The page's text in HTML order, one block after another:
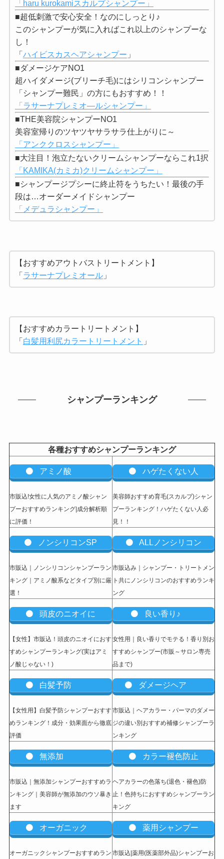
「haru kurokamiスカルプシャンプー」
■超低刺激で安心安全！なのにしっとり♪
このシャンプーが気に入ればこれ以上のシャンプーな
し！
「ハイビスカスヘアシャンプー 」
■ダメージケアNO1
超ハイダメージ(ブリーチ毛)にはシリコンシャンプー
「シャンプー難民」の方にもおすすめ！！
「ラサーナプレミオ―ルシャンプー」
■THE美容院シャンプーNO1
美容室帰りのツヤツヤサラサラ仕上がりに～
「アンククロスシャンプー」
■大注目！泡立たないクリームシャンプーならこれ1択
「KAMIKA(カミカ)クリームシャンプー」
■シャンプージプシーに終止符をうちたい！最後の手
段は…オーダーメイドシャンプー
「メデュラシャンプー」
【おすすめアウトバストリートメント】
「ラサーナプレミオール」
【おすすめカラートリートメント】
「白髪用利尻カラートリートメント 」
シャンプーランキング
各種おすすめシャンプーランキング
アミノ酸
市販込!女性に人気のアミノ酸シャン
プーおすすめランキング|成分解析順
に評価！
ハゲたくない人
美容師おすすめ育毛(スカルプ)シャン
プーランキング！ハゲたくない人必
見！！
ノンシリコンSP
市販込｜ノンシリコンシャンプーラン
キング｜アミノ酸系などタイプ別に厳
選！
ALLノンシリコン
市販込み｜シャンプー・トリートメン
ト共にノンシリコンのおすすめランキ
ング
頭皮のニオイに
【女性】市販込 ！頭皮のニオイにおす
すめシャンプーランキング(実はアミ
ノ酸じゃない！)
良い香り♪
女性用｜良い香りでモテる！香り別お
すすめシャンプー(市販～サロン専売
品まで)
白髪予防
【女性用】白髪予防シャンプーおすす
めランキング！成分・効果面から徹底
評価
ダメージヘア
市販込｜ヘアカラー・パーマのダメー
ジの違い別おすすめ補修シャンプーラ
ンキング
無添加
市販込｜無添加シャンプーおすすめラ
ンキング｜美容師が無添加のウソ暴き
ます
カラー褪色防止
ヘアカラーの色落ち(退色・褪色)防
止！色持ちにおすすめシャンプーラン
キング
オーガニック
オーガニックシャンプーおすすめラン
薬用シャンプー
市販込|薬用(医薬部外品)シャンプーお